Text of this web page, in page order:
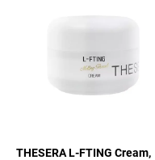
THESERA L-FTING Cream,